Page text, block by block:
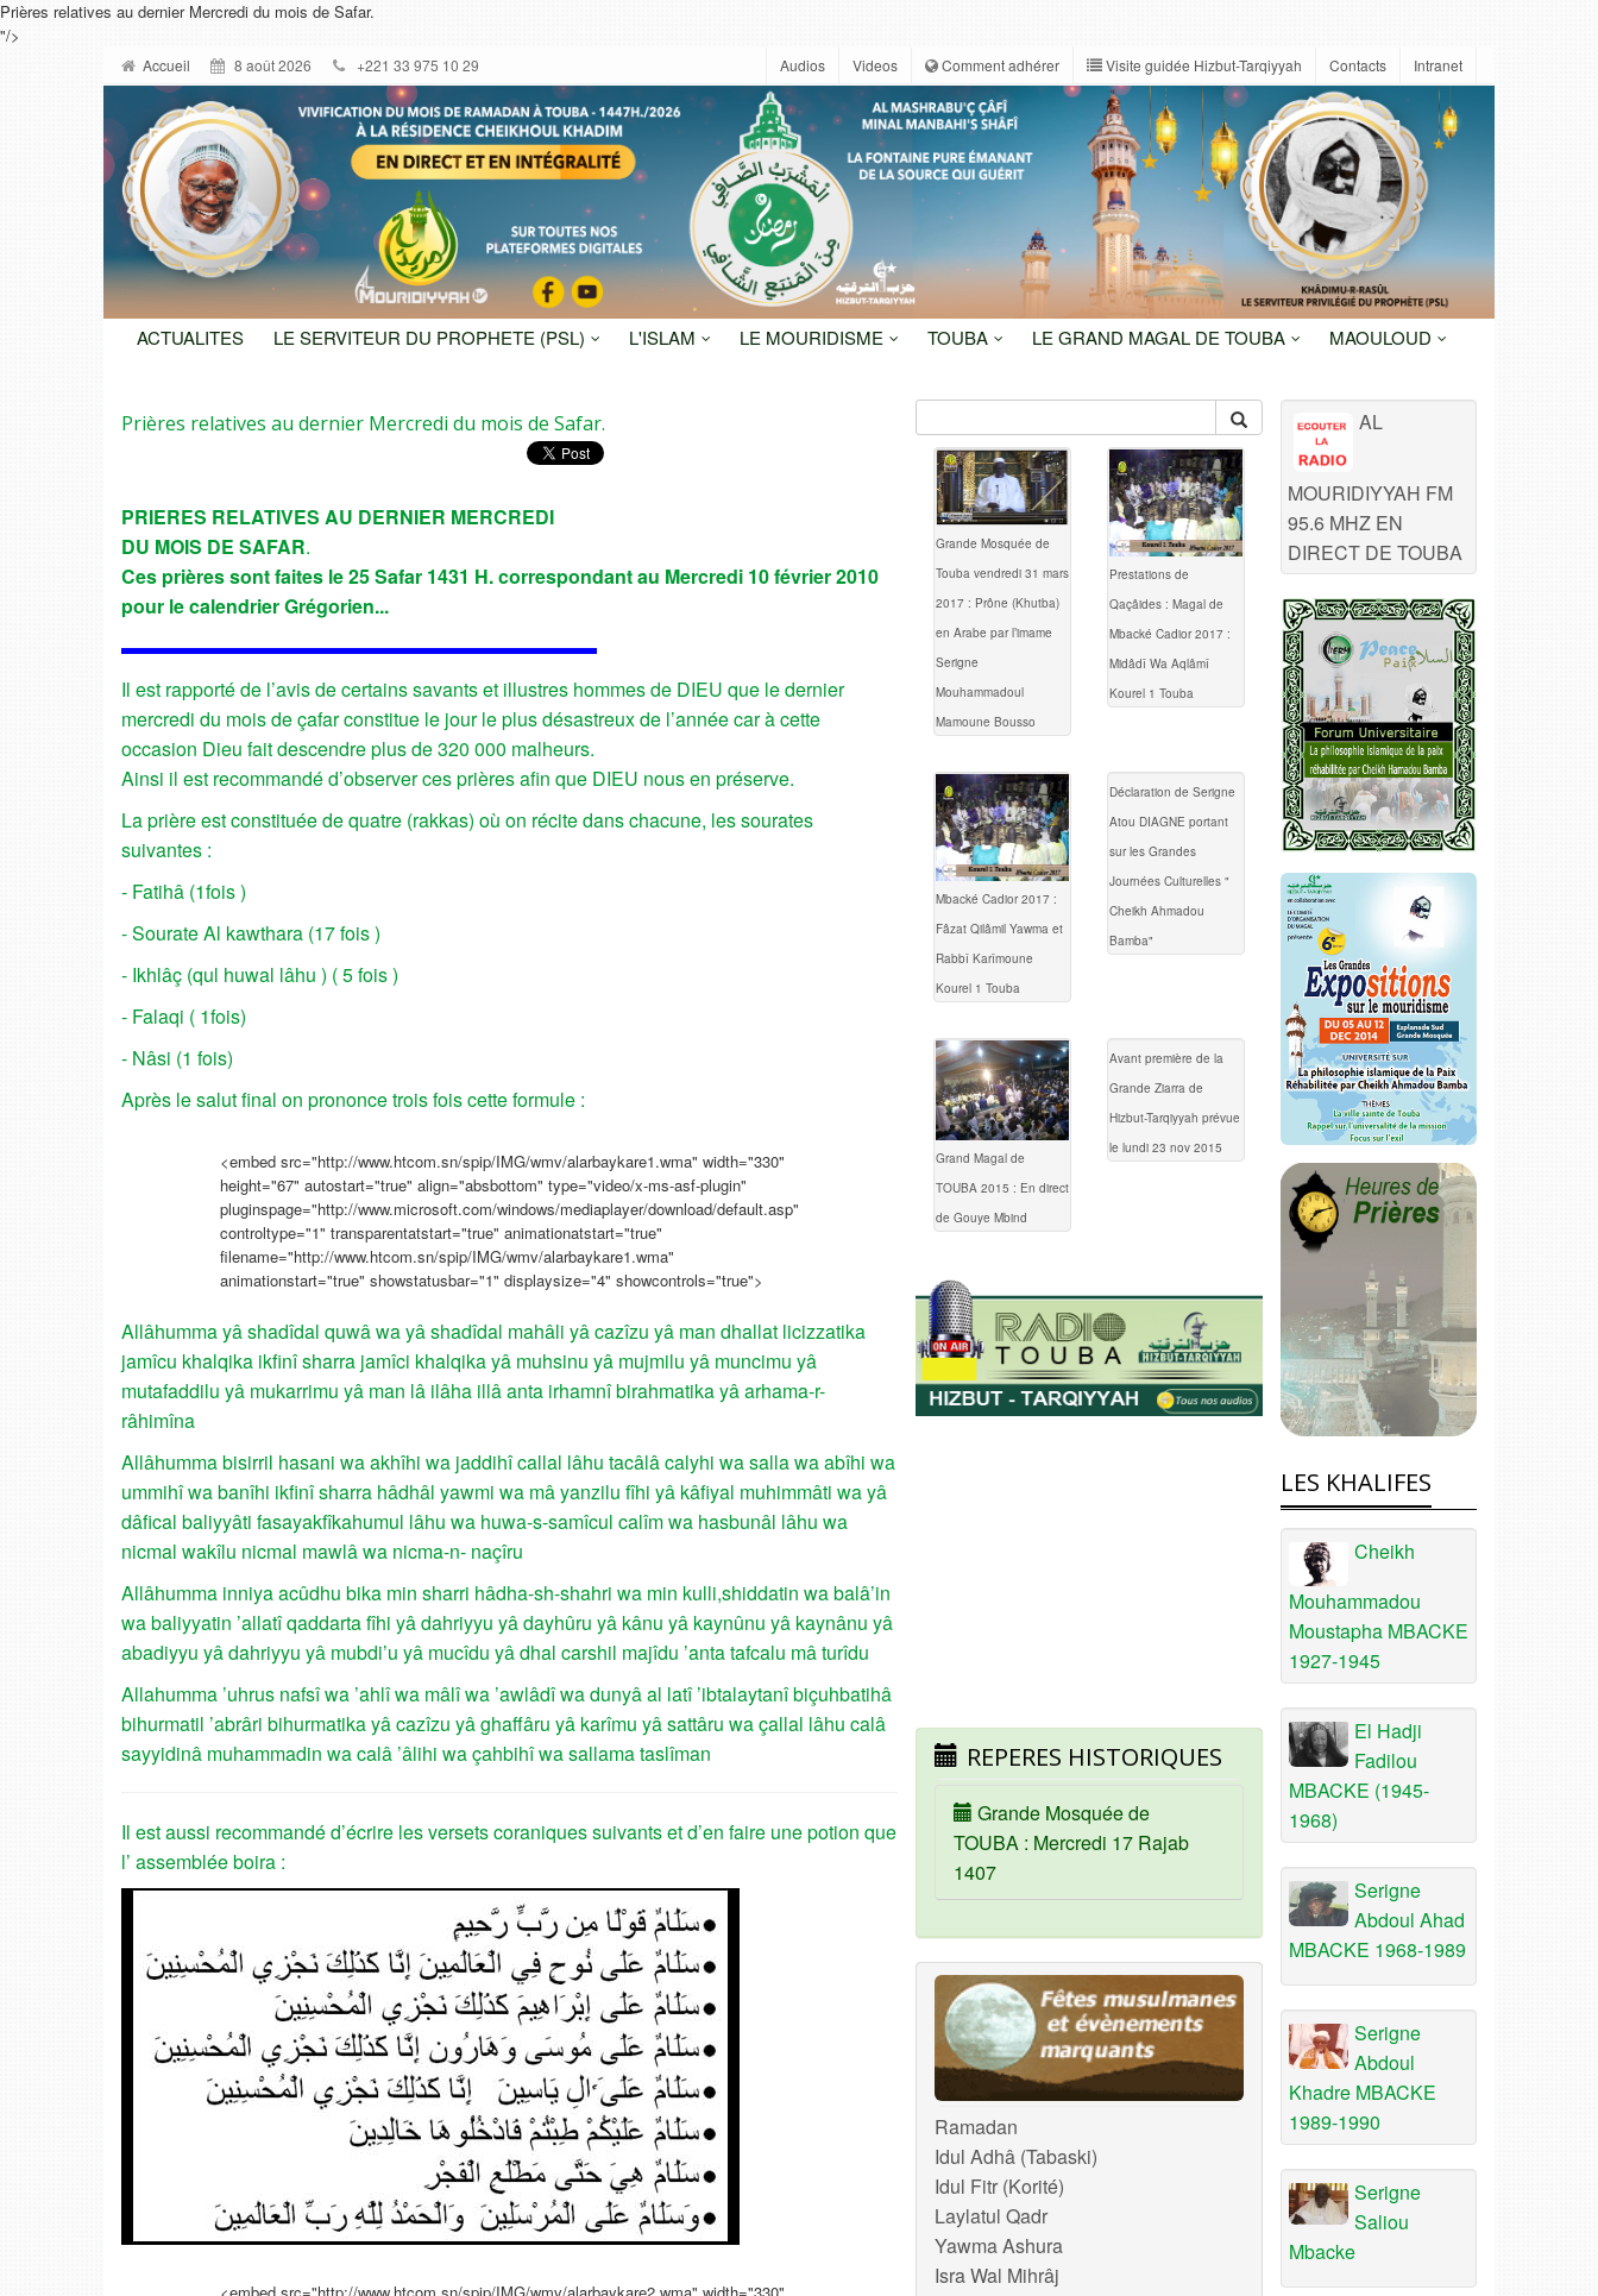
Prières relatives au dernier Mercredi du mois de Safar.
"/>
Accueil 8 août 2026 +221 33 975 10 29 Audios Videos Comment adhérer Visite guidée Hizbut-Tarqiyyah Contacts Intranet
ACTUALITES LE SERVITEUR DU PROPHETE (PSL) L'ISLAM LE MOURIDISME TOUBA LE GRAND MAGAL DE TOUBA MAOULOUD
Prières relatives au dernier Mercredi du mois de Safar.
PRIERES RELATIVES AU DERNIER MERCREDI
DU MOIS DE SAFAR.
Ces prières sont faites le 25 Safar 1431 H. correspondant au Mercredi 10 février 2010
pour le calendrier Grégorien...
Il est rapporté de l’avis de certains savants et illustres hommes de DIEU que le dernier
mercredi du mois de çafar constitue le jour le plus désastreux de l’année car à cette
occasion Dieu fait descendre plus de 320 000 malheurs.
Ainsi il est recommandé d’observer ces prières afin que DIEU nous en préserve.
La prière est constituée de quatre (rakkas) où on récite dans chacune, les sourates
suivantes :
- Fatihâ (1fois )
- Sourate Al kawthara (17 fois )
- Ikhlâç (qul huwal lâhu ) ( 5 fois )
- Falaqi ( 1fois)
- Nâsi (1 fois)
Après le salut final on prononce trois fois cette formule :
<embed src="http://www.htcom.sn/spip/IMG/wmv/alarbaykare1.wma" width="330"
height="67" autostart="true" align="absbottom" type="video/x-ms-asf-plugin"
pluginspage="http://www.microsoft.com/windows/mediaplayer/download/default.asp"
controltype="1" transparentatstart="true" animationatstart="true"
filename="http://www.htcom.sn/spip/IMG/wmv/alarbaykare1.wma"
animationstart="true" showstatusbar="1" displaysize="4" showcontrols="true">
Allâhumma yâ shadîdal quwâ wa yâ shadîdal mahâli yâ cazîzu yâ man dhallat licizzatika
jamîcu khalqika ikfinî sharra jamîci khalqika yâ muhsinu yâ mujmilu yâ muncimu yâ
mutafaddilu yâ mukarrimu yâ man lâ ilâha illâ anta irhamnî birahmatika yâ arhama-r-
râhimîna
Allâhumma bisirril hasani wa akhîhi wa jaddihî callal lâhu tacâlâ calyhi wa salla wa abîhi wa
ummihî wa banîhi ikfinî sharra hâdhâl yawmi wa mâ yanzilu fîhi yâ kâfiyal muhimmâti wa yâ
dâfical baliyyâti fasayakfîkahumul lâhu wa huwa-s-samîcul calîm wa hasbunâl lâhu wa
nicmal wakîlu nicmal mawlâ wa nicma-n- naçîru
Allâhumma inniya acûdhu bika min sharri hâdha-sh-shahri wa min kulli,shiddatin wa balâ’in
wa baliyyatin ’allatî qaddarta fîhi yâ dahriyyu yâ dayhûru yâ kânu yâ kaynûnu yâ kaynânu yâ
abadiyyu yâ dahriyyu yâ mubdi’u yâ mucîdu yâ dhal carshil majîdu ’anta tafcalu mâ turîdu
Allahumma ’uhrus nafsî wa ’ahlî wa mâlî wa ’awlâdî wa dunyâ al latî ’ibtalaytanî biçuhbatihâ
bihurmatil ’abrâri bihurmatika yâ cazîzu yâ ghaffâru yâ karîmu yâ sattâru wa çallal lâhu calâ
sayyidinâ muhammadin wa calâ ’âlihi wa çahbihî wa sallama taslîman
Il est aussi recommandé d’écrire les versets coraniques suivants et d’en faire une potion que
l’ assemblée boira :
Grande Mosquée de
Touba vendredi 31 mars
2017 : Prône (Khutba)
en Arabe par l’imame
Serigne
Mouhammadoul
Mamoune Bousso
Prestations de
Qaçâides : Magal de
Mbacké Cadior 2017 :
Midâdî Wa Aqlâmî
Kourel 1 Touba
Mbacké Cadior 2017 :
Fâzat Qilâmil Yawma et
Rabbî Karîmoune
Kourel 1 Touba
Déclaration de Serigne
Atou DIAGNE portant
sur les Grandes
Journées Culturelles "
Cheikh Ahmadou
Bamba"
Grand Magal de
TOUBA 2015 : En direct
de Gouye Mbind
Avant première de la
Grande Ziarra de
Hizbut-Tarqiyyah prévue
le lundi 23 nov 2015
REPERES HISTORIQUES
Grande Mosquée de
TOUBA : Mercredi 17 Rajab
1407
Ramadan
Idul Adhâ (Tabaski)
Idul Fitr (Korité)
Laylatul Qadr
Yawma Ashura
Isra Wal Mihrâj
AL
MOURIDIYYAH FM
95.6 MHZ EN
DIRECT DE TOUBA
LES KHALIFES
Cheikh
Mouhammadou
Moustapha MBACKE
1927-1945
El Hadji
Fadilou
MBACKE (1945-
1968)
Serigne
Abdoul Ahad
MBACKE 1968-1989
Serigne
Abdoul
Khadre MBACKE
1989-1990
Serigne
Saliou
Mbacke